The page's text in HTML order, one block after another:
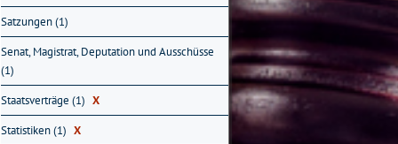
Satzungen (1)
Senat, Magistrat, Deputation und Ausschüsse
(1)
Staatsverträge (1) X
Statistiken (1) X